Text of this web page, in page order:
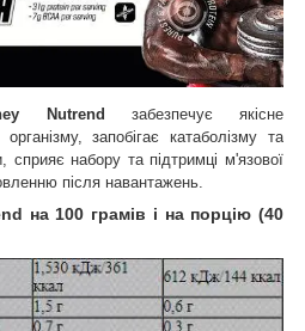
Nutrend забезпечує якісне
запобігає катаболізму та
сприяє набору та підтримці м'язової
після навантажень.
на 100 грамів і на порцію (40